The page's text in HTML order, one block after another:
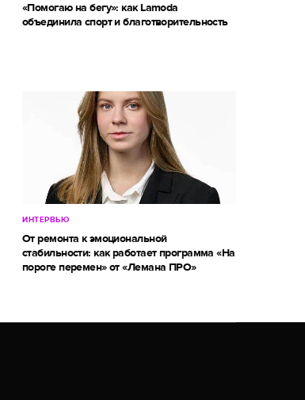
«Помогаю на бегу»: как Lamoda
объединила спорт и благотворительность
ИНТЕРВЬЮ
От ремонта к эмоциональной
стабильности: как работает программа «На
пороге перемен» от «Лемана ПРО»